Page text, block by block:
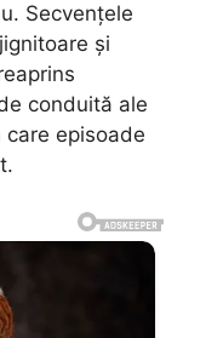
Secvențele
și
conduită ale
episoade